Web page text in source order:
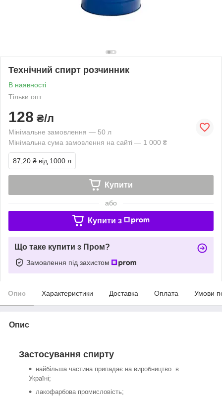
Технічний спирт розчинник
В наявності
Тільки опт
128 ₴/л
Мінімальне замовлення — 50 л
Мінімальна сума замовлення на сайті — 1 000 ₴
87,20 ₴ від 1000 л
Купити
або
Купити з
Що таке купити з Пром?
Замовлення під захистом
Опис Характеристики Доставка Оплата Умови
Опис
Застосування спирту
найбільша частина припадає на виробництво в
Україні;
лакофарбова промисловість;